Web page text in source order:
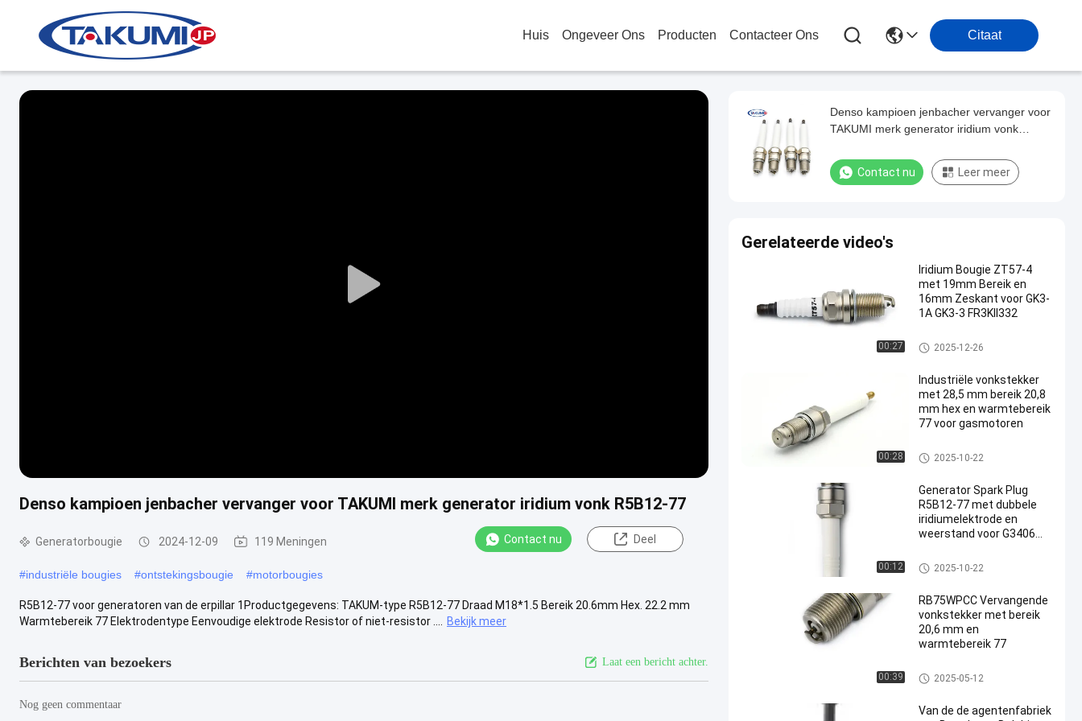
Huis Ongeveer Ons Producten Contacteer Ons Citaat
Play
Denso kampioen jenbacher vervanger voor TAKUMI merk generator iridium vonk R5B12-77
Generatorbougie 2024-12-09 119 Meningen Contact nu Deel
#industriële bougies #ontstekingsbougie #motorbougies
R5B12-77 voor generatoren van de erpillar 1Productgegevens: TAKUM-type R5B12-77 Draad M18*1.5 Bereik 20.6mm Hex. 22.2 mm
Warmtebereik 77 Elektrodentype Eenvoudige elektrode Resistor of niet-resistor ....
Bekijk meer
Berichten van bezoekers Laat een bericht achter.
Nog geen commentaar
Denso kampioen jenbacher vervanger voor
TAKUMI merk generator iridium vonk
Contact nu Leer meer
Gerelateerde video's
00:27
Iridium Bougie ZT57-4
met 19mm Bereik en
16mm Zeskant voor GK3-
1A GK3-3 FR3KII332
Generatorbougie
2025-12-26
00:28
Industriële vonkstekker
met 28,5 mm bereik 20,8
mm hex en warmtebereik
77 voor gasmotoren
Generatorbougie
2025-10-22
00:12
Generator Spark Plug
R5B12-77 met dubbele
iridiumelektrode en
weerstand voor G3406
W25SG
Generatorbougie
2025-10-22
00:39
RB75WPCC Vervangende
vonkstekker met bereik
20,6 mm en
warmtebereik 77
Generatorbougie
2025-05-12
Van de de agentenfabriek